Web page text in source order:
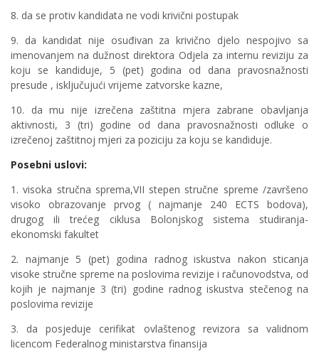
8. da se protiv kandidata ne vodi krivični postupak
9. da kandidat nije osuđivan za krivično djelo nespojivo sa
imenovanjem na dužnost direktora Odjela za internu reviziju za
koju se kandiduje, 5 (pet) godina od dana pravosnažnosti
presude , isključujući vrijeme zatvorske kazne,
10. da mu nije izrečena zaštitna mjera zabrane obavljanja
aktivnosti, 3 (tri) godine od dana pravosnažnosti odluke o
izrečenoj zaštitnoj mjeri za poziciju za koju se kandiduje.
Posebni uslovi:
1. visoka stručna sprema,VII stepen stručne spreme /završeno
visoko obrazovanje prvog ( najmanje 240 ECTS bodova),
drugog ili trećeg ciklusa Bolonjskog sistema studiranja-
ekonomski fakultet
2. najmanje 5 (pet) godina radnog iskustva nakon sticanja
visoke stručne spreme na poslovima revizije i računovodstva, od
kojih je najmanje 3 (tri) godine radnog iskustva stečenog na
poslovima revizije
3. da posjeduje cerifikat ovlaštenog revizora sa validnom
licencom Federalnog ministarstva finansija